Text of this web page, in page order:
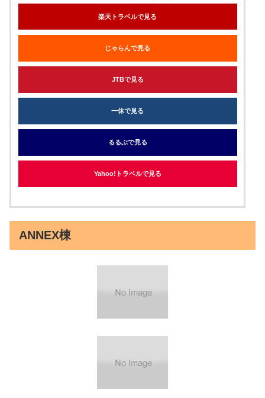
楽天トラベルで見る
じゃらんで見る
JTBで見る
一休で見る
るるぶで見る
Yahoo!トラベルで見る
ANNEX棟